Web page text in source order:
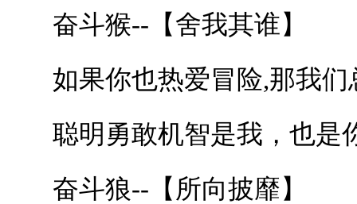
奋斗猴--【舍我其谁】
如果你也热爱冒险,那我们
聪明勇敢机智是我，也是
奋斗狼--【所向披靡】